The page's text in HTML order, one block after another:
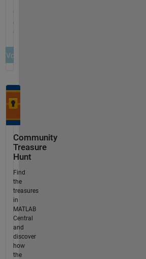
Community
Treasure
Hunt
Find
the
treasures
in
MATLAB
Central
and
discover
how
the